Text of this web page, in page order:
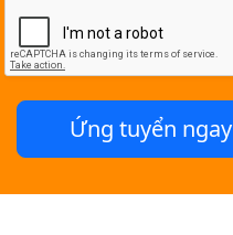
Ứng tuyển ngay